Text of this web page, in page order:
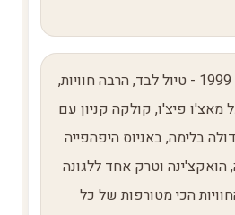
פרו 1999 - טיול לבד, הרבה חוויות,
מאצ'ו פיצ'ו, קולקה קניון עם
בלימה, באניוס היפהפייה
וטרק אחד ללגונה
הכי מטורפות של כל